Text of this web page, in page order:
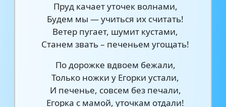
Пруд качает уточек волнами,
Будем мы — учиться их считать!
Ветер пугает, шумит кустами,
Станем звать – печеньем угощать!
По дорожке вдвоем бежали,
Только ножки у Егорки устали,
И печенье, совсем без печали,
Егорка с мамой, уточкам отдали!